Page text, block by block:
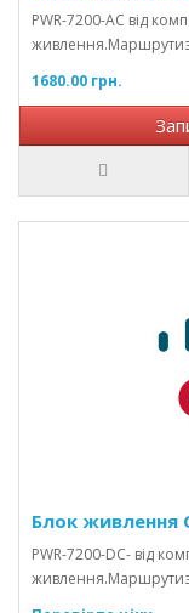
PWR-7200-AC від
1680.00 грн.
Блок живлення
PWR-7200-DC- від